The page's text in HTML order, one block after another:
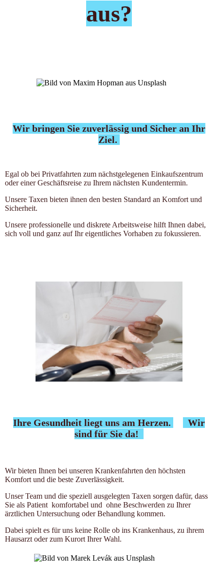
aus?
Wir bringen Sie zuverlässig und Sicher an Ihr
Ziel.
Egal ob bei Privatfahrten zum nächstgelegenen Einkaufszentrum
oder einer Geschäftsreise zu Ihrem nächsten Kundentermin.
Unsere Taxen bieten ihnen den besten Standard an Komfort und
Sicherheit.
Unsere professionelle und diskrete Arbeitsweise hilft Ihnen dabei,
sich voll und ganz auf Ihr eigentliches Vorhaben zu fokussieren.
Ihre Gesundheit liegt uns am Herzen.
Wir
sind für Sie da!
Wir bieten Ihnen bei unseren Krankenfahrten den höchsten
Komfort und die beste Zuverlässigkeit.
Unser Team und die speziell ausgelegten Taxen sorgen dafür, dass
Sie als Patient komfortabel und ohne Beschwerden zu Ihrer
ärztlichen Untersuchung oder Behandlung kommen.
Dabei spielt es für uns keine Rolle ob ins Krankenhaus, zu ihrem
Hausarzt oder zum Kurort Ihrer Wahl.